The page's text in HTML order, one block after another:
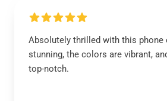
Absolutely thrilled with this phone
stunning, the colors are vibrant,
top-notch.